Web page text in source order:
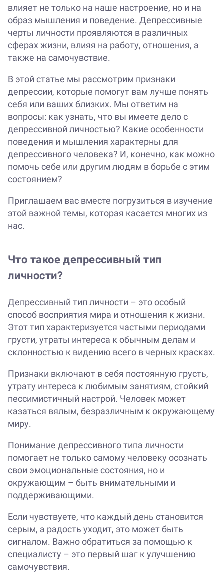
влияет не только на наше настроение, но и на
образ мышления и поведение. Депрессивные
черты личности проявляются в различных
сферах жизни, влияя на работу, отношения, а
также на самочувствие.
В этой статье мы рассмотрим признаки
депрессии, которые помогут вам лучше понять
себя или ваших близких. Мы ответим на
вопросы: как узнать, что вы имеете дело с
депрессивной личностью? Какие особенности
поведения и мышления характерны для
депрессивного человека? И, конечно, как можно
помочь себе или другим людям в борьбе с этим
состоянием?
Приглашаем вас вместе погрузиться в изучение
этой важной темы, которая касается многих из
нас.
Что такое депрессивный тип
личности?
Депрессивный тип личности – это особый
способ восприятия мира и отношения к жизни.
Этот тип характеризуется частыми периодами
грусти, утраты интереса к обычным делам и
склонностью к видению всего в черных красках.
Признаки включают в себя постоянную грусть,
утрату интереса к любимым занятиям, стойкий
пессимистичный настрой. Человек может
казаться вялым, безразличным к окружающему
миру.
Понимание депрессивного типа личности
помогает не только самому человеку осознать
свои эмоциональные состояния, но и
окружающим – быть внимательными и
поддерживающими.
Если чувствуете, что каждый день становится
серым, а радость уходит, это может быть
сигналом. Важно обратиться за помощью к
специалисту – это первый шаг к улучшению
самочувствия.